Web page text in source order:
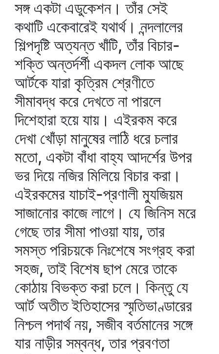
সঙ্গ একটা এডুকেশন। তাঁর সেই
কথাটি একেবারেই যথার্থ। নন্দলালের
শিল্পদৃষ্টি অত্যন্ত খাঁটি, তাঁর বিচার-
শক্তি অন্তর্দর্শী একদল লোক আছে
আর্টকে যারা কৃত্রিম শ্রেণীতে
সীমাবদ্ধ করে দেখতে না পারলে
দিশেহারা হয়ে যায়। এইরকম করে
দেখা খোঁড়া মানুষের লাঠি ধরে চলার
মতো, একটা বাঁধা বাহ্য আদর্শের উপর
ভর দিয়ে নজির মিলিয়ে বিচার করা।
এইরকমের যাচাই-প্রণালী ম্যুজিয়ম
সাজানোর কাজে লাগে। যে জিনিস মরে
গেছে তার সীমা পাওয়া যায়, তার
সমস্ত পরিচয়কে নিঃশেষে সংগ্রহ করা
সহজ, তাই বিশেষ ছাপ মেরে তাকে
কোঠায় বিভক্ত করা চলে। কিন্তু যে
আর্ট অতীত ইতিহাসের স্মৃতিভাণ্ডারের
নিশ্চল পদার্থ নয়, সজীব বর্তমানের সঙ্গে
যার নাড়ীর সম্বন্ধ, তার প্রবণতা